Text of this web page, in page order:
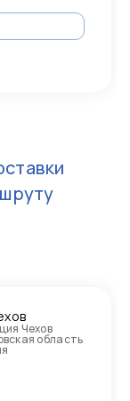
Чехов
область